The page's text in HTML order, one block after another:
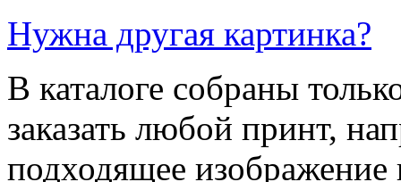
Нужна другая картинка?
В каталоге собраны
заказать любой принт,
подходящее изображение